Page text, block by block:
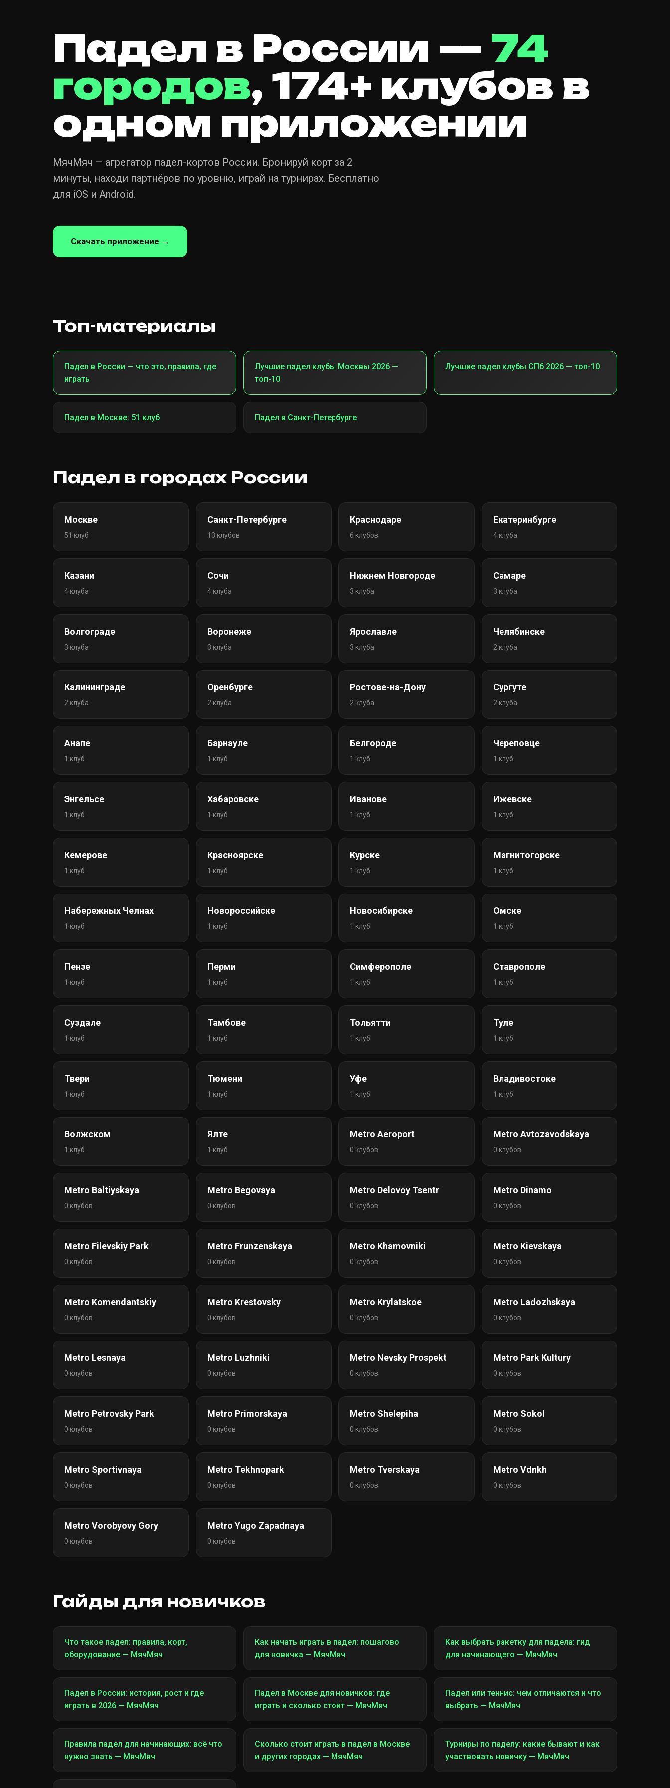
Падел в России — 74
городов, 174+ клубов в
одном приложении
МячМяч — агрегатор падел-кортов России. Бронируй корт за 2
минуты, находи партнёров по уровню, играй на турнирах. Бесплатно
для iOS и Android.
Скачать приложение →
Топ-материалы
Падел в России — что это, правила, где
играть
Лучшие падел клубы Москвы 2026 —
топ-10
Лучшие падел клубы СПб 2026 — топ-10
Падел в Москве: 51 клуб Падел в Санкт-Петербурге
Падел в городах России
Москве
51 клуб
Санкт-Петербурге
13 клубов
Краснодаре
6 клубов
Екатеринбурге
4 клуба
Казани
4 клуба
Сочи
4 клуба
Нижнем Новгороде
3 клуба
Самаре
3 клуба
Волгограде
3 клуба
Воронеже
3 клуба
Ярославле
3 клуба
Челябинске
2 клуба
Калининграде
2 клуба
Оренбурге
2 клуба
Ростове-на-Дону
2 клуба
Сургуте
2 клуба
Анапе
1 клуб
Барнауле
1 клуб
Белгороде
1 клуб
Череповце
1 клуб
Энгельсе
1 клуб
Хабаровске
1 клуб
Иванове
1 клуб
Ижевске
1 клуб
Кемерове
1 клуб
Красноярске
1 клуб
Курске
1 клуб
Магнитогорске
1 клуб
Набережных Челнах
1 клуб
Новороссийске
1 клуб
Новосибирске
1 клуб
Омске
1 клуб
Пензе
1 клуб
Перми
1 клуб
Симферополе
1 клуб
Ставрополе
1 клуб
Суздале
1 клуб
Тамбове
1 клуб
Тольятти
1 клуб
Туле
1 клуб
Твери
1 клуб
Тюмени
1 клуб
Уфе
1 клуб
Владивостоке
1 клуб
Волжском
1 клуб
Ялте
1 клуб
Metro Aeroport
0 клубов
Metro Avtozavodskaya
0 клубов
Metro Baltiyskaya
0 клубов
Metro Begovaya
0 клубов
Metro Delovoy Tsentr
0 клубов
Metro Dinamo
0 клубов
Metro Filevskiy Park
0 клубов
Metro Frunzenskaya
0 клубов
Metro Khamovniki
0 клубов
Metro Kievskaya
0 клубов
Metro Komendantskiy
0 клубов
Metro Krestovsky
0 клубов
Metro Krylatskoe
0 клубов
Metro Ladozhskaya
0 клубов
Metro Lesnaya
0 клубов
Metro Luzhniki
0 клубов
Metro Nevsky Prospekt
0 клубов
Metro Park Kultury
0 клубов
Metro Petrovsky Park
0 клубов
Metro Primorskaya
0 клубов
Metro Shelepiha
0 клубов
Metro Sokol
0 клубов
Metro Sportivnaya
0 клубов
Metro Tekhnopark
0 клубов
Metro Tverskaya
0 клубов
Metro Vdnkh
0 клубов
Metro Vorobyovy Gory
0 клубов
Metro Yugo Zapadnaya
0 клубов
Гайды для новичков
Что такое падел: правила, корт,
оборудование — МячМяч
Как начать играть в падел: пошагово
для новичка — МячМяч
Как выбрать ракетку для падела: гид
для начинающего — МячМяч
Падел в России: история, рост и где
играть в 2026 — МячМяч
Падел в Москве для новичков: где
играть и сколько стоит — МячМяч
Падел или теннис: чем отличаются и что
выбрать — МячМяч
Правила падел для начинающих: всё что
нужно знать — МячМяч
Сколько стоит играть в падел в Москве
и других городах — МячМяч
Турниры по паделу: какие бывают и как
участвовать новичку — МячМяч